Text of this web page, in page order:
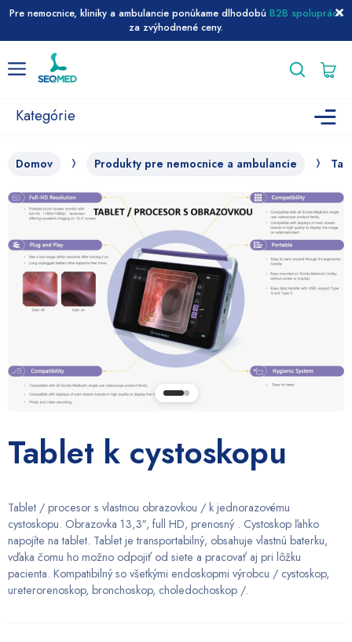
Pre nemocnice, kliniky a ambulancie ponúkame dlhodobú B2B spoluprácu
za zvýhodnené ceny.
na
Menu
Kategórie
Domov Produkty pre nemocnice a ambulancie
Tablet k cystoskopu
Tablet / procesor s vlastnou obrazovkou / k jednorazovému
cystoskopu. Obrazovka 13,3″, full HD, prenosný . Cystoskop ľahko
napojíte na tablet. Tablet je transportabilný, obsahuje vlastnú baterku,
vďaka čomu ho možno odpojiť od siete a pracovať aj pri lôžku
pacienta. Kompatibilný so všetkými endoskopmi výrobcu / cystoskop,
ureterorenoskop, bronchoskop, choledochoskop /.